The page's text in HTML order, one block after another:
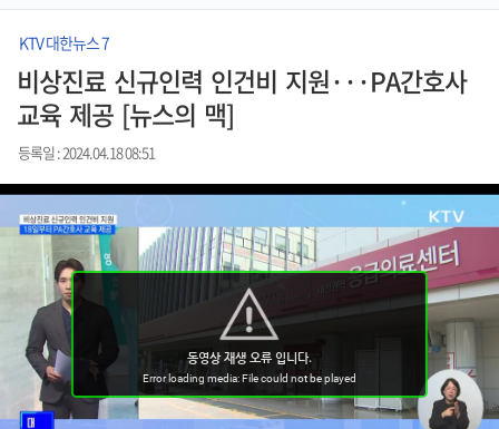
KTV 대한뉴스 7
비상진료 신규인력 인건비 지원···PA간호사
교육 제공 [뉴스의 맥]
등록일 : 2024.04.18 08:51